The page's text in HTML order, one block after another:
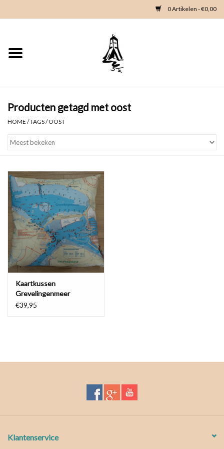
0 Artikelen - €0,00
Home
Kleding
Duikgidsen
Contact
Waterproof tassen
Nieuws
Producten getagd met oost
HOME /TAGS/OOST
Kaartkussen
Grevelingenmeer
Bruinisse
€39,95
Klantenservice